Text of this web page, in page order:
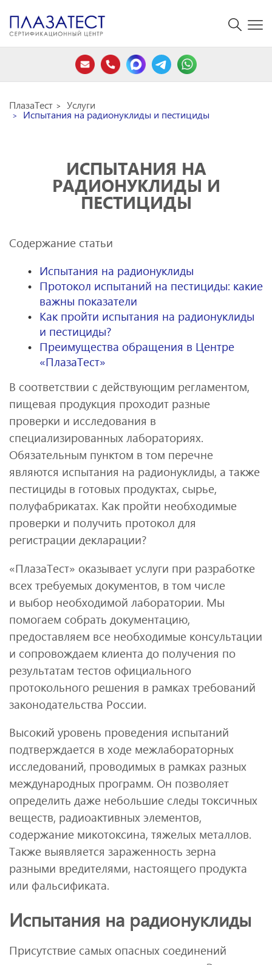
ПлазаТест Услуги
Испытания на радионуклиды и пестициды
ИСПЫТАНИЯ НА
РАДИОНУКЛИДЫ И
ПЕСТИЦИДЫ
Содержание статьи
Испытания на радионуклиды
Протокол испытаний на пестициды: какие
важны показатели
Как пройти испытания на радионуклиды
и пестициды?
Преимущества обращения в Центре
«ПлазаТест»
В соответствии с действующим регламентом,
пищевая продукция проходит разные
проверки и исследования в
специализированных лабораториях.
Обязательным пунктом в том перечне
являются испытания на радионуклиды, а также
пестициды в готовых продуктах, сырье,
полуфабрикатах. Как пройти необходимые
проверки и получить протокол для
регистрации декларации?
«ПлазаТест» оказывает услуги при разработке
всех требуемых документов, в том числе
и выбор необходимой лаборатории. Мы
помогаем собрать документацию,
предоставляем все необходимые консультации
и сопровождаем клиента до получения по
результатам тестов официального
протокольного решения в рамках требований
законодательства России.
Высокий уровень проведения испытаний
подтверждается в ходе межлабораторных
исследований, проводимых в рамках разных
международных программ. Он позволяет
определить даже небольшие следы токсичных
веществ, радиоактивных элементов,
содержание микотоксина, тяжелых металлов.
Также выявляется зараженность зерна
разными вредителями, настоящего продукта
или фальсификата.
Испытания на радионуклиды
Присутствие самых опасных соединений